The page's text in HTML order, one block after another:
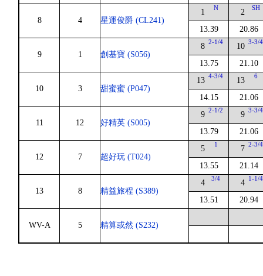
8 4 星運俊爵 (CL241)
1 N
13.39
2 SH
20.86
9 1 創基寶 (S056)
8 2-1/4
13.75
10 3-3/4
21.10
10 3 甜蜜蜜 (P047)
13 4-3/4
14.15
13 6
21.06
11 12 好精英 (S005)
9 2-1/2
13.79
9 3-3/4
21.06
12 7 超好玩 (T024)
5 1
13.55
7 2-3/4
21.14
13 8 精益旅程 (S389)
4 3/4
13.51
4 1-1/4
20.94
WV-A 5 精算或然 (S232)